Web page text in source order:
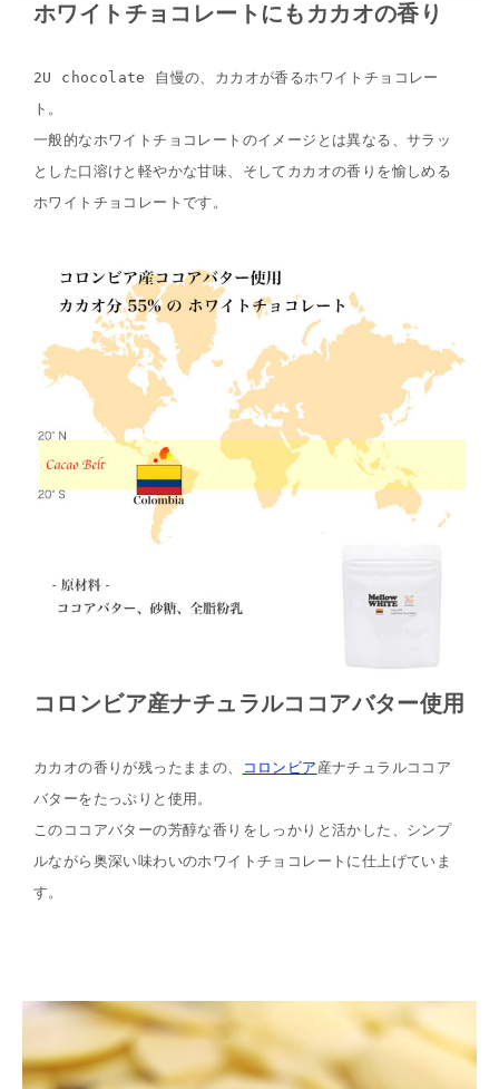
ホワイトチョコレートにもカカオの香り
2U chocolate 自慢の、カカオが香るホワイトチョコレー
ト。
一般的なホワイトチョコレートのイメージとは異なる、サラッ
とした口溶けと軽やかな甘味、そしてカカオの香りを愉しめる
ホワイトチョコレートです。
コロンビア産ナチュラルココアバター使用
カカオの香りが残ったままの、 コロンビア 産ナチュラルココア
バターをたっぷりと使用。
このココアバターの芳醇な香りをしっかりと活かした、シンプ
ルながら奥深い味わいのホワイトチョコレートに仕上げていま
す。